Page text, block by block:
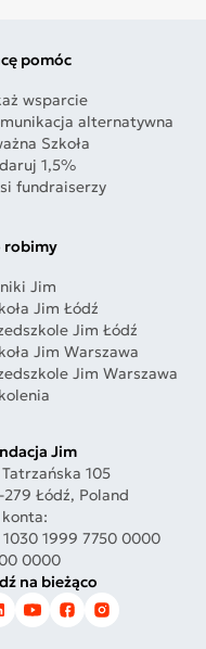
pomóc
wsparcie
alternatywna
Szkoła
1,5%
fundraiserzy
robimy
Jim
Jim Łódź
Jim Łódź
Jim Warszawa
Jim Warszawa
Jim
105
279 Łódź, Poland
1999 7750 0000
0000
na bieżąco